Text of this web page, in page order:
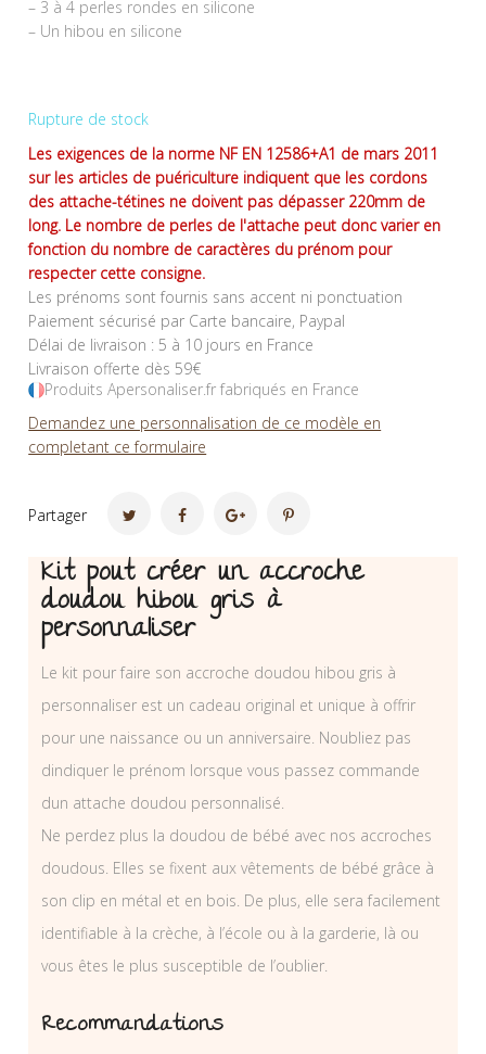
– 3 à 4 perles rondes en silicone
– Un hibou en silicone
Rupture de stock
Les exigences de la norme NF EN 12586+A1 de mars 2011
sur les articles de puériculture indiquent que les cordons
des attache-tétines ne doivent pas dépasser 220mm de
long. Le nombre de perles de l'attache peut donc varier en
fonction du nombre de caractères du prénom pour
respecter cette consigne.
Les prénoms sont fournis sans accent ni ponctuation
Paiement sécurisé par Carte bancaire, Paypal
Délai de livraison : 5 à 10 jours en France
Livraison offerte dès 59€
Produits Apersonaliser.fr fabriqués en France
Demandez une personnalisation de ce modèle en
completant ce formulaire
Partager
Kit pout créer un accroche
doudou hibou gris à
personnaliser
Le kit pour faire son accroche doudou hibou gris à
personnaliser est un cadeau original et unique à offrir
pour une naissance ou un anniversaire. Noubliez pas
dindiquer le prénom lorsque vous passez commande
dun attache doudou personnalisé.
Ne perdez plus la doudou de bébé avec nos accroches
doudous. Elles se fixent aux vêtements de bébé grâce à
son clip en métal et en bois. De plus, elle sera facilement
identifiable à la crèche, à l’école ou à la garderie, là ou
vous êtes le plus susceptible de l’oublier.
Recommandations